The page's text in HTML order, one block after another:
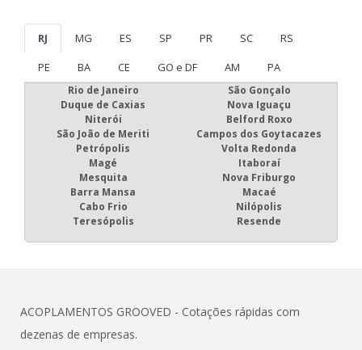
RJ MG ES SP PR SC
RS
PE
BA CE GO e DF AM PA
Rio de Janeiro
São Gonçalo
Duque de Caxias
Nova Iguaçu
Niterói
Belford Roxo
São João de Meriti
Campos dos Goytacazes
Petrópolis
Volta Redonda
Magé
Itaboraí
Mesquita
Nova Friburgo
Barra Mansa
Macaé
Cabo Frio
Nilópolis
Teresópolis
Resende
ACOPLAMENTOS GROOVED - Cotações rápidas com
dezenas de empresas.